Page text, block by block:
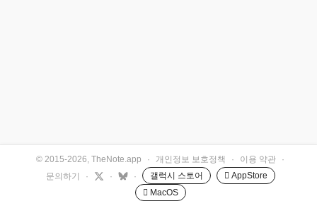
© 2015-2026, TheNote.app · 개인정보 보호정책 · 이용 약관
·
문의하기
· · · 갤럭시 스토어
 AppStore
 MacOS